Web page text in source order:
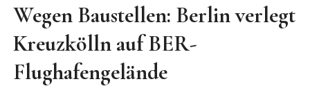
Wegen Baustellen: Berlin verlegt
Kreuzkölln auf BER-
Flughafengelände